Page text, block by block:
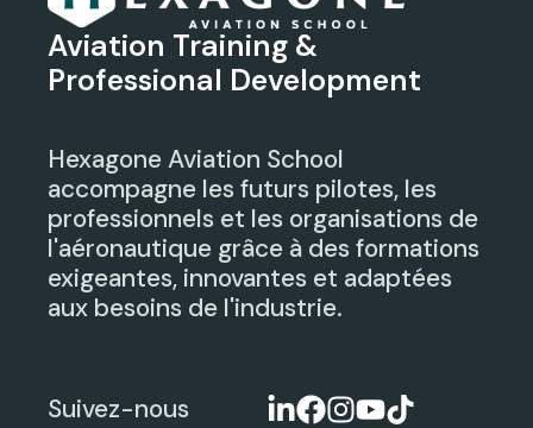
Aviation Training &
Professional Development
Hexagone Aviation School
accompagne les futurs pilotes, les
professionnels et les organisations de
l'aéronautique grâce à des formations
exigeantes, innovantes et adaptées
aux besoins de l'industrie.
Suivez-nous